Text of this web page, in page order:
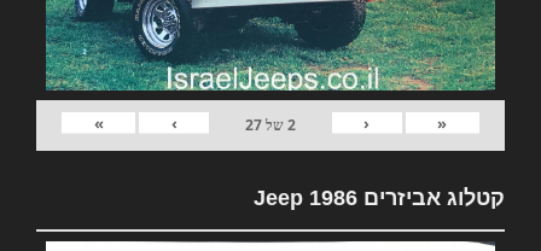
«
‹
2של27
›
»
קטלוג אביזרים Jeep 1986